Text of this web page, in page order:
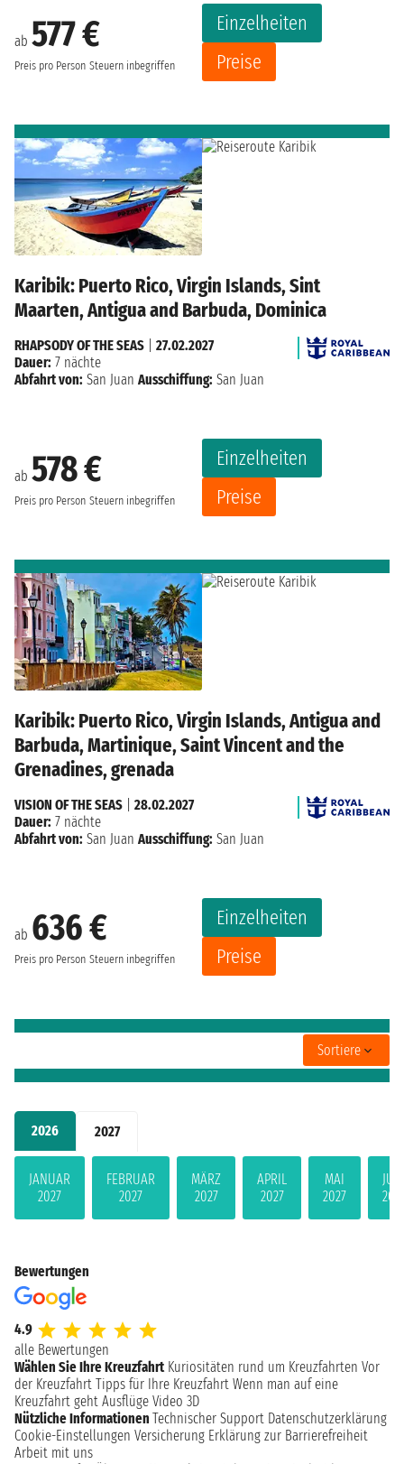
2026 2027
JANUAR
2027
FEBRUAR
2027
MÄRZ
2027
APRIL
2027
MAI
2027
ab 577 €
Preis pro Person Steuern inbegriffen
Einzelheiten
Preise
Karibik: Puerto Rico, Virgin Islands, Sint
Maarten, Antigua and Barbuda, Dominica
ab 578 €
Preis pro Person Steuern inbegriffen
Einzelheiten
Preise
RHAPSODY OF THE SEAS
27.02.2027
Dauer: 7 nächte
Abfahrt von: San Juan Ausschiffung: San Juan
Karibik: Puerto Rico, Virgin Islands, Antigua and
Barbuda, Martinique, Saint Vincent and the
Grenadines, grenada
ab 636 €
Preis pro Person Steuern inbegriffen
Einzelheiten
Preise
VISION OF THE SEAS
28.02.2027
Dauer: 7 nächte
Abfahrt von: San Juan Ausschiffung: San Juan
Sortiere
Bewertungen
4.9
alle Bewertungen
Wählen Sie Ihre Kreuzfahrt Kuriositäten rund um Kreuzfahrten Vor
der Kreuzfahrt Tipps für Ihre Kreuzfahrt Wenn man auf eine
Kreuzfahrt geht Ausflüge Video 3D
Nützliche Informationen Technischer Support Datenschutzerklärung
Cookie-Einstellungen Versicherung Erklärung zur Barrierefreiheit
Arbeit mit uns